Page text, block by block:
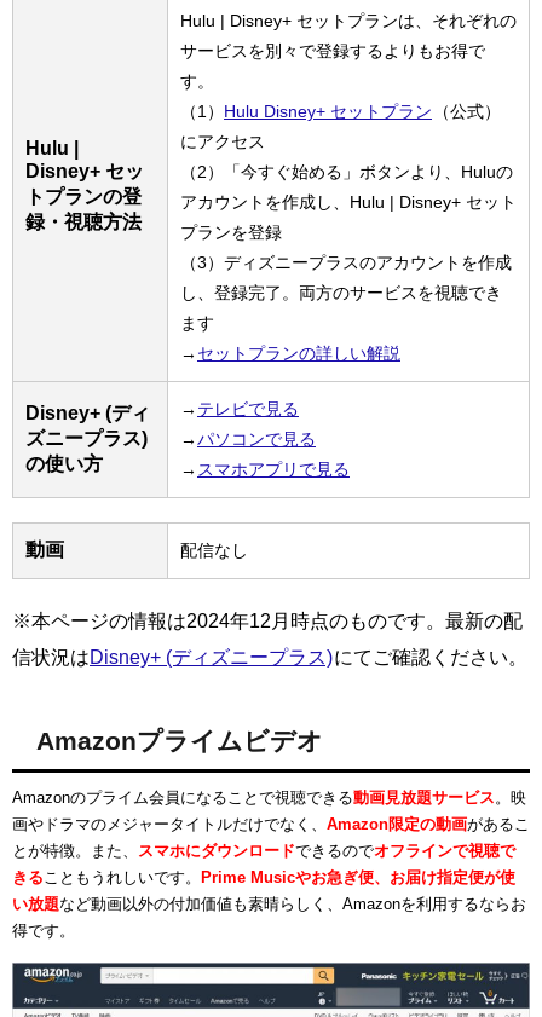
Hulu |
Disney+ セッ
トプランの登
録・視聴方法
Hulu | Disney+ セットプランは、それぞれの
サービスを別々で登録するよりもお得で
す。
（1） Hulu Disney+ セットプラン
（公式）
にアクセス
（2）「今すぐ始める」ボタンより、Huluの
アカウントを作成し、Hulu | Disney+ セット
プランを登録
（3）ディズニープラスのアカウントを作成
し、登録完了。両方のサービスを視聴でき
ます
→ セットプランの詳しい解説
Disney+ (ディ
ズニープラス)
の使い方
→ テレビで見る
→パソコンで見る
→ スマホアプリで見る
動画 配信なし
※本ページの情報は2024年12月時点のものです。最新の配
信状況はDisney+ (ディズニープラス)にてご確認ください。
Amazonプライムビデオ
Amazonのプライム会員になることで視聴できる動画見放題サービス 。映
画やドラマのメジャータイトルだけでなく、 Amazon限定の動画があるこ
とが特徴。また、
スマホにダウンロードできるのでオフラインで視聴で
きる こともうれしいです。
Prime Musicやお急ぎ便、お届け指定便が使
い放題など動画以外の付加価値も素晴らしく、Amazonを利用するならお
得です。